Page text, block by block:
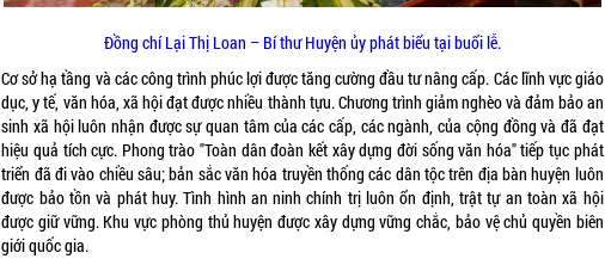
Đồng chí Lại Thị Loan – Bí thư Huyện ủy phát biểu tại buổi lễ.
Cơ sở hạ tầng và các công trình phúc lợi được tăng cường đầu tư nâng cấp. Các lĩnh vực giáo
dục, y tế, văn hóa, xã hội đạt được nhiều thành tựu. Chương trình giảm nghèo và đảm bảo an
sinh xã hội luôn nhận được sự quan tâm của các cấp, các ngành, của cộng đồng và đã đạt
hiệu quả tích cực. Phong trào "Toàn dân đoàn kết xây dựng đời sống văn hóa" tiếp tục phát
triển đã đi vào chiều sâu; bản sắc văn hóa truyền thống các dân tộc trên địa bàn huyện luôn
được bảo tồn và phát huy. Tình hình an ninh chính trị luôn ổn định, trật tự an toàn xã hội
được giữ vững. Khu vực phòng thủ huyện được xây dựng vững chắc, bảo vệ chủ quyền biên
giới quốc gia.